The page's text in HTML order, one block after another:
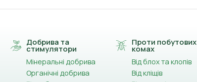
Добрива та
стимулятори
Мінеральні добрива
Органічні добрива
Проти побутових
комах
Від блох та клопів
Від кліщів